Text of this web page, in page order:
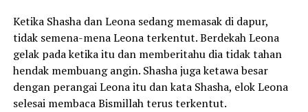
Ketika Shasha dan Leona sedang memasak di dapur,
tidak semena-mena Leona terkentut. Berdekah Leona
gelak pada ketika itu dan memberitahu dia tidak tahan
hendak membuang angin. Shasha juga ketawa besar
dengan perangai Leona itu dan kata Shasha, elok Leona
selesai membaca Bismillah terus terkentut.